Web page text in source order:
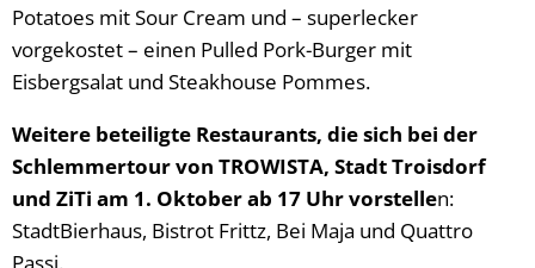
Potatoes mit Sour Cream und – superlecker
vorgekostet – einen Pulled Pork-Burger mit
Eisbergsalat und Steakhouse Pommes.
Weitere beteiligte Restaurants, die sich bei der
Schlemmertour von TROWISTA, Stadt Troisdorf
und ZiTi am 1. Oktober ab 17 Uhr vorstellen:
StadtBierhaus, Bistrot Frittz, Bei Maja und Quattro